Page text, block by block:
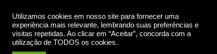
Utilizamos cookies em nosso site para fornecer uma
experiência mais relevante, lembrando suas preferências e
visitas repetidas. Ao clicar em “Aceitar”, concorda com a
utilização de TODOS os cookies.